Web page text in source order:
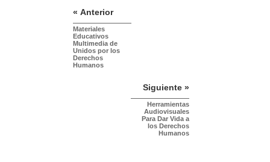
« Anterior
Materiales
Educativos
Multimedia de
Unidos por los
Derechos
Humanos
Siguiente »
Herramientas
Audiovisuales
Para Dar Vida a
los Derechos
Humanos